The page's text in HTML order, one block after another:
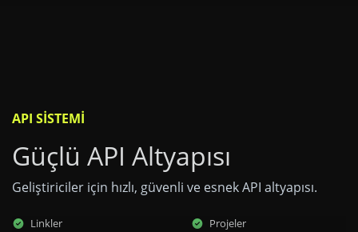
API SISTEMI
Güçlü API Altyapısı
Geliştiriciler için hızlı, güvenli ve esnek API altyapısı.
Linkler
Projeler